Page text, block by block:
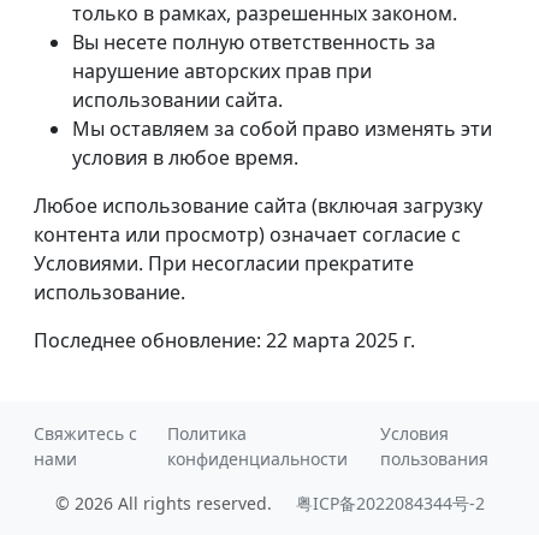
только в рамках, разрешенных законом.
Вы несете полную ответственность за
нарушение авторских прав при
использовании сайта.
Мы оставляем за собой право изменять эти
условия в любое время.
Любое использование сайта (включая загрузку
контента или просмотр) означает согласие с
Условиями. При несогласии прекратите
использование.
Последнее обновление: 22 марта 2025 г.
Свяжитесь с
нами
Политика
конфиденциальности
Условия
пользования
© 2026 All rights reserved.
粤ICP备2022084344号-2